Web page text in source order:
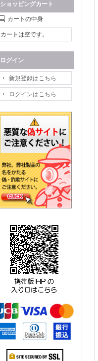
ショッピングカート
カートの中身
カートは空です。
ログイン
新規登録はこちら
ログインはこちら